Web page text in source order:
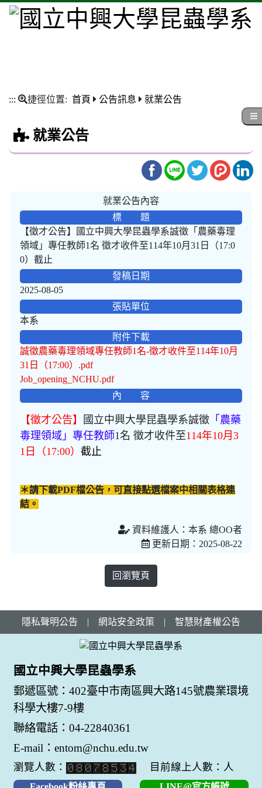
::: 捷徑位置: 首頁 公告訊息 就業公告
就業公告
就業公告內容
標 題
【徵才公告】國立中興大學昆蟲學系誠徵「農藥毒理
領域」專任教師1名 徵才收件至114年10月31日（17:0
0）截止
發稿日期
2025-08-05
張貼單位
本系
附件下載
誠徵農藥毒理領域專任教師1名-徵才收件至114年10月
31日（17:00）.pdf
Job_opening_NCHU.pdf
內 容
【徵才公告】 國立中興大學昆蟲學系誠徵 「農藥
毒理領域」專任教師1名 徵才收件至114年10月3
1日（17:00） 截止
＊請下載PDF檔公告，可直接點選檔案中相關表格連
結。
資料維護人：本系 總OO者
更新日期：2025-08-22
回瀏覽頁
隱私聲明公告 | 網站安全政策 | 智慧財產權公告
國立中興大學昆蟲學系
郵遞區號：402臺中市南區興大路145號農業環境
科學大樓7-9樓
聯絡電話：04-22840361
E-mail：entom@nchu.edu.tw
瀏覽人數： 目前線上人數：人